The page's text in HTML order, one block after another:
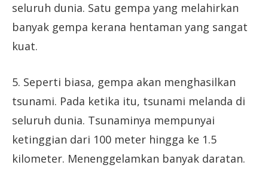
seluruh dunia. Satu gempa yang melahirkan
banyak gempa kerana hentaman yang sangat
kuat.
5. Seperti biasa, gempa akan menghasilkan
tsunami. Pada ketika itu, tsunami melanda di
seluruh dunia. Tsunaminya mempunyai
ketinggian dari 100 meter hingga ke 1.5
kilometer. Menenggelamkan banyak daratan.